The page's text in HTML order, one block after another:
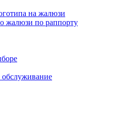
на жалюзи
жалюзи по раппорту
обслуживание